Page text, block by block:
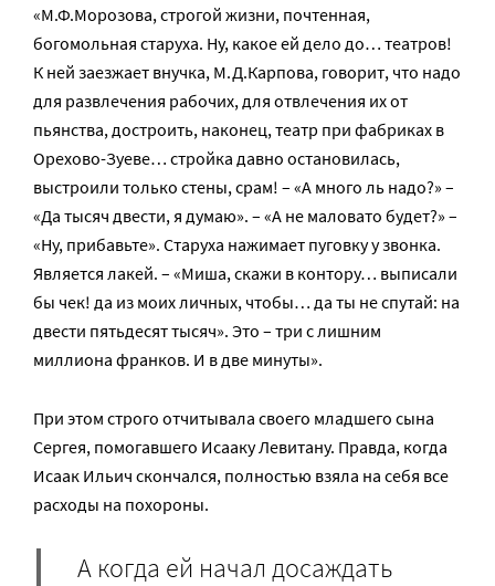
«М.Ф.Морозова, строгой жизни, почтенная,
богомольная старуха. Ну, какое ей дело до… театров!
К ней заезжает внучка, М.Д.Карпова, говорит, что надо
для развлечения рабочих, для отвлечения их от
пьянства, достроить, наконец, театр при фабриках в
Орехово-Зуеве… стройка давно остановилась,
выстроили только стены, срам! – «А много ль надо?» –
«Да тысяч двести, я думаю». – «А не маловато будет?» –
«Ну, прибавьте». Старуха нажимает пуговку у звонка.
Является лакей. – «Миша, скажи в контору… выписали
бы чек! да из моих личных, чтобы… да ты не спутай: на
двести пятьдесят тысяч». Это – три с лишним
миллиона франков. И в две минуты».
При этом строго отчитывала своего младшего сына
Сергея, помогавшего Исааку Левитану. Правда, когда
Исаак Ильич скончался, полностью взяла на себя все
расходы на похороны.
А когда ей начал досаждать